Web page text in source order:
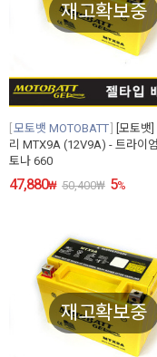
재고확보중
모토뱃 MOTOBATT
[모토뱃
리 MTX9A (12V9A) - 트라이
토나 660
47,880₩ 50,400₩ 5%
재고확보중